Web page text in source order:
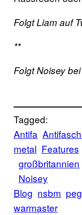
Folgt Liam auf
**
Folgt Noisey bei
Tagged:
Antifa
metal Features
großbritannien
Noisey
Blog nsbm
warmaster